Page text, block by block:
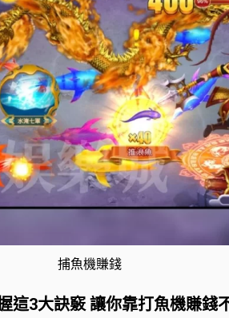
捕魚機賺錢
這3大訣竅 讓你靠打魚機賺錢